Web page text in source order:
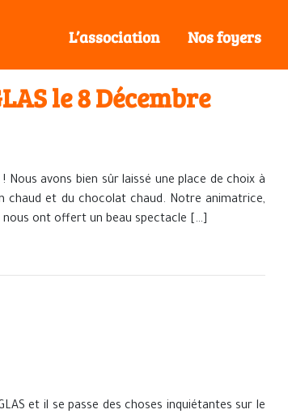
L’association Nos foyers
le 8 Décembre
avons bien sûr laissé une place de choix à
chaud et du chocolat chaud. Notre animatrice,
nous ont offert un beau spectacle […]
et il se passe des choses inquiétantes sur le